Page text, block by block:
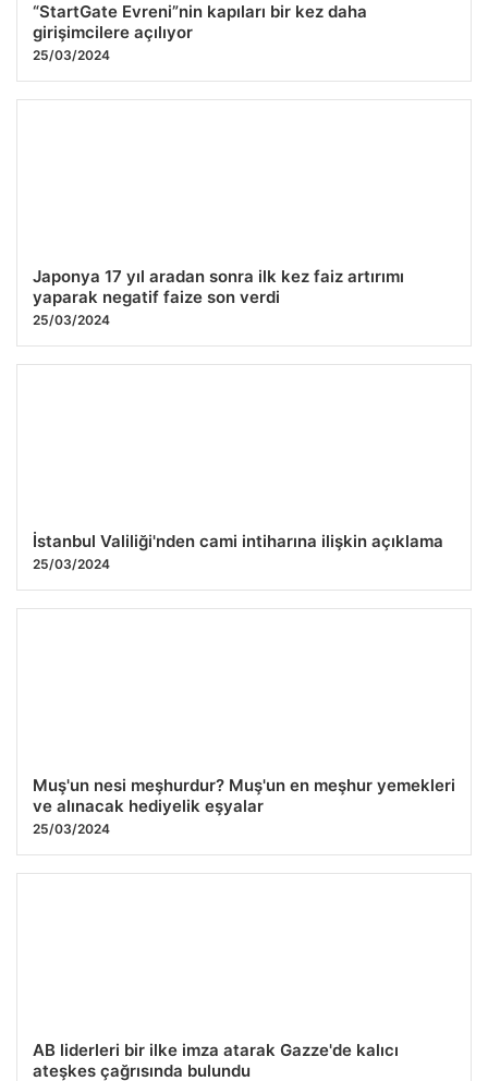
“StartGate Evreni”nin kapıları bir kez daha
girişimcilere açılıyor
25/03/2024
Japonya 17 yıl aradan sonra ilk kez faiz artırımı
yaparak negatif faize son verdi
25/03/2024
İstanbul Valiliği'nden cami intiharına ilişkin açıklama
25/03/2024
Muş'un nesi meşhurdur? Muş'un en meşhur yemekleri
ve alınacak hediyelik eşyalar
25/03/2024
AB liderleri bir ilke imza atarak Gazze'de kalıcı
ateşkes çağrısında bulundu